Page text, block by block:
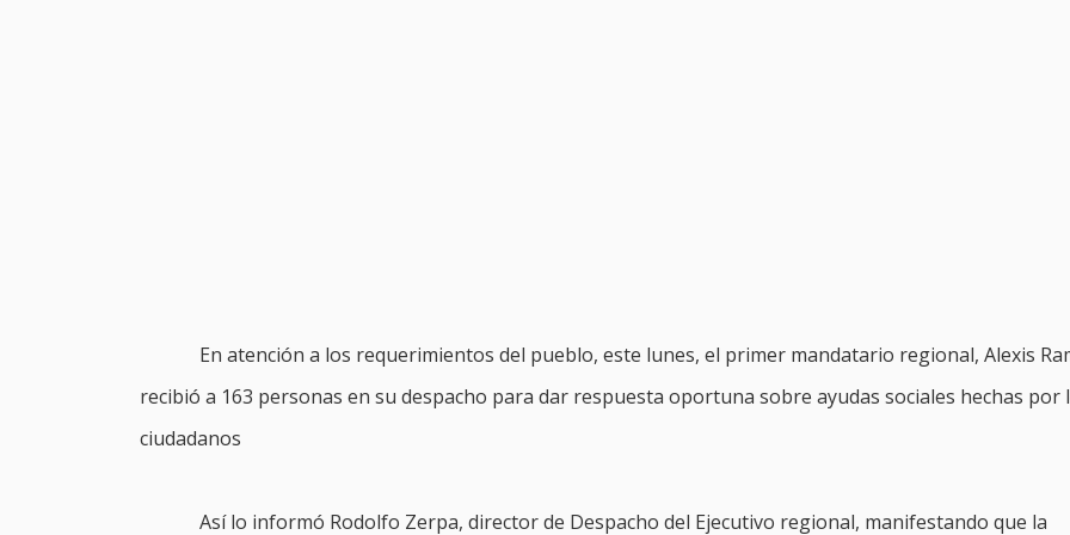
En atención a los requerimientos del pueblo, este lunes, el primer mandatario regional, Alexis
recibió a 163 personas en su despacho para dar respuesta oportuna sobre ayudas sociales hechas por
ciudadanos
Así lo informó Rodolfo Zerpa, director de Despacho del Ejecutivo regional, manifestando que la